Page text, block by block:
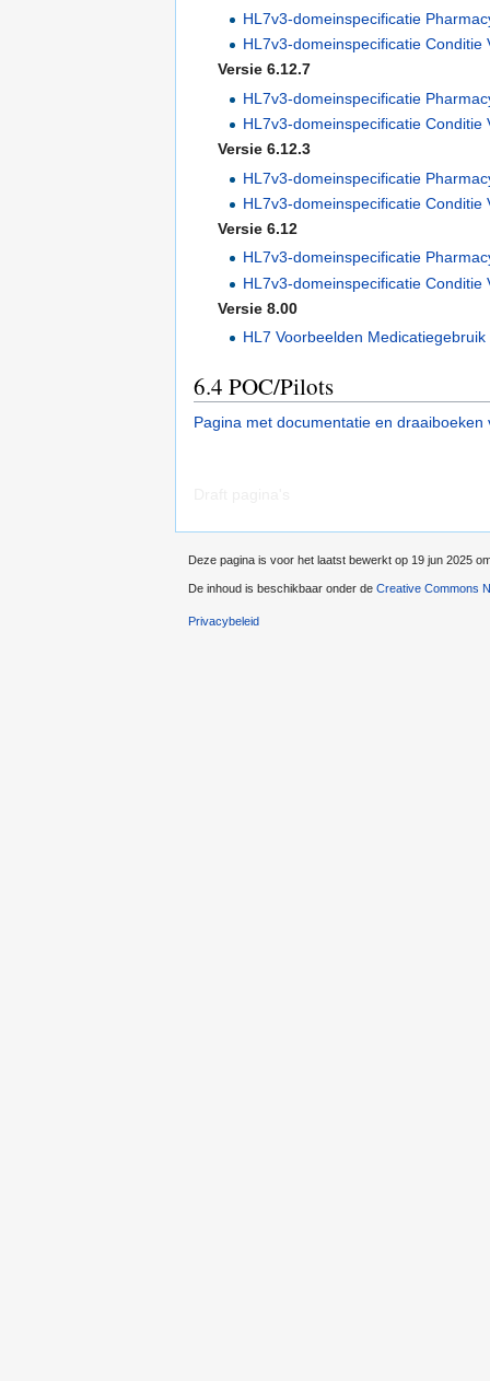
HL7v3-domeinspecificatie
HL7v3-domeinspecificatie Conditie
Versie 6.12.7
HL7v3-domeinspecificatie
HL7v3-domeinspecificatie Conditie
Versie 6.12.3
HL7v3-domeinspecificatie
HL7v3-domeinspecificatie Conditie
Versie 6.12
HL7v3-domeinspecificatie
HL7v3-domeinspecificatie Conditie
Versie 8.00
HL7 Voorbeelden Medicatiegebruik
6.4 POC/Pilots
Pagina met documentatie en draaiboeken
Deze pagina is voor het laatst bewerkt op 19 jun 2025
De inhoud is beschikbaar onder de Creative Commons
Privacybeleid